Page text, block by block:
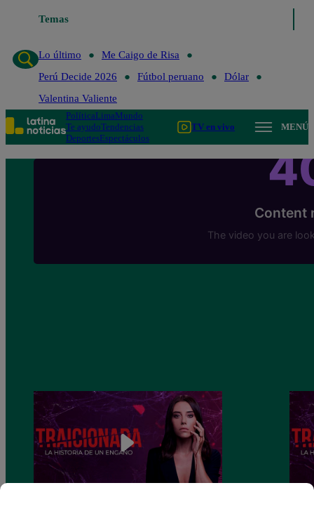
Temas
Lo último
Me Caigo de Risa
Perú Decide 2026
Fútbol peruano
Dólar
Valentina Valiente
PolíticaLimaMundo
Te ayudoTendencias
DeportesEspectáculos
TV en vivo MENÚ